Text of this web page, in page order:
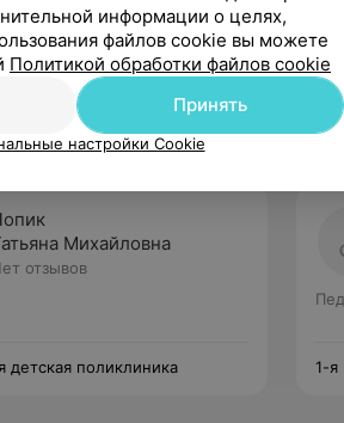
Рекомендую
Михайловна
отзывов
детская поликлиника 1-я
информации о целях,
файлов cookie вы можете
Политикой обработки файлов cookie
Принять
настройки Cookie